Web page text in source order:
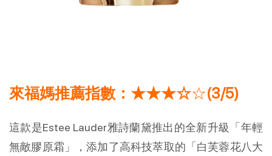
來福媽推薦指數：★★★☆☆(3/5)
這款是Estee Lauder雅詩蘭黛推出的全新升級「年輕
無敵膠原霜」，添加了高科技萃取的「白芙蓉花八大